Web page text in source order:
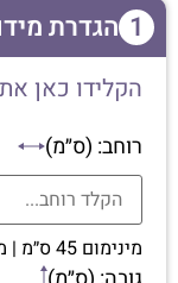
1 הגדרת
הקלידו כאן
רוחב: (ס״מ)
מינימום 45 ס״מ | מקסימום 250 ס״מ